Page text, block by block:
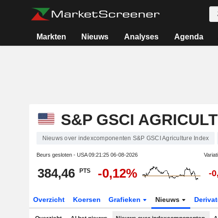
Markten Nieuws Analyses Agenda
S&P GSCI
Nieuws over indexcomponenten S&P GSCI Agriculture Index
Beurs gesloten - USA09:21:25 06-08-2026
384,46 PTS -0,12% -
Overzicht Koersen Grafieken Nieuws